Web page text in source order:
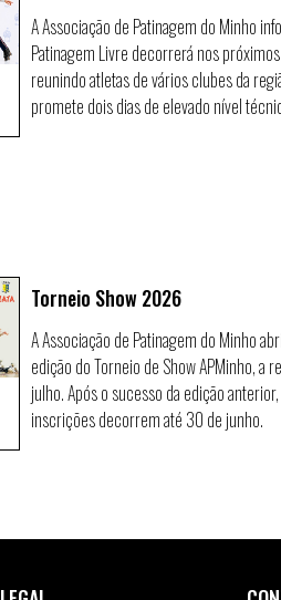
A Associação de Patinagem do Minho
Patinagem Livre decorrerá nos
reunindo atletas de vários clubes da
promete dois dias de elevado nível
Torneio Show 2026
A Associação de Patinagem do Minho
edição do Torneio de Show APMinho, a
julho. Após o sucesso da edição
inscrições decorrem até 30 de junho.